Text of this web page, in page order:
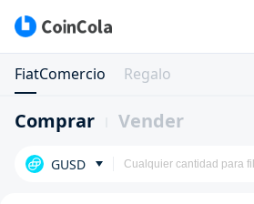
FiatComercio Regalo
Comprar Vender
GUSD